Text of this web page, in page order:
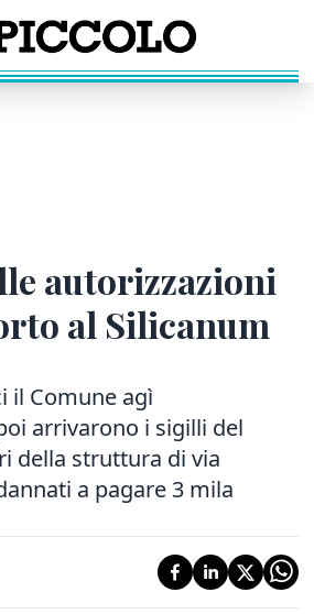
autorizzazioni
al Silicanum
il Comune agì
arrivarono i sigilli del
della struttura di via
a pagare 3 mila